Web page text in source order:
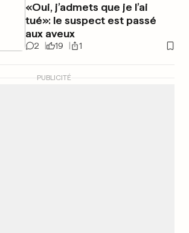
«Oui, j’admets que je l’ai
tué»: le suspect est passé
aux aveux
2 19 1
PUBLICITÉ